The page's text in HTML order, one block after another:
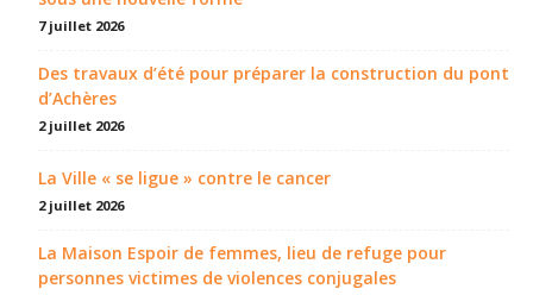
7 juillet 2026
Des travaux d’été pour préparer la construction du pont
d’Achères
2 juillet 2026
La Ville « se ligue » contre le cancer
2 juillet 2026
La Maison Espoir de femmes, lieu de refuge pour
personnes victimes de violences conjugales